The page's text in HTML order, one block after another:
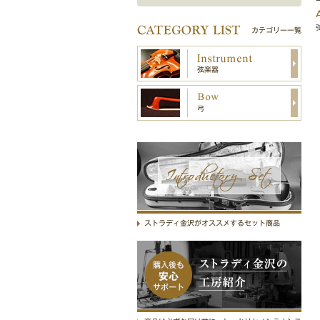
カテゴリー一覧
弦楽器
弓
Introductory Set
ストラディ金沢がオススメするセット商品